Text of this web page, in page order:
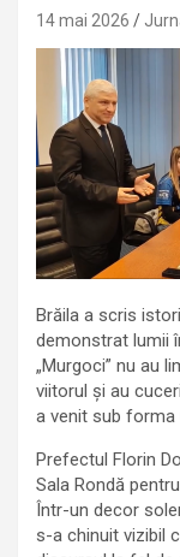
14 mai 2026
Brăila a scris
demonstrat lumii
„Murgoci” nu au
viitorul și au
a venit sub forma
Prefectul Florin
Sala Rondă
Într-un decor
s-a chinuit vizibil